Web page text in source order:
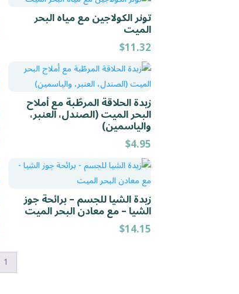
تونر الكولاجين مع مياه البحر
الميت
$11.32
زبدة الحلاقة المرطّبة مع أملاح
البحر الميت (الصندل، العنبر،
والياسمين)
$4.95
زبدة الشيا للجسم – برائحة جوز
الشيا – مع معادن البحر الميت
$14.15
1